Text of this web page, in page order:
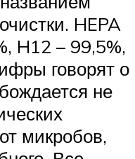
HEPA
H12 – 99,5%,
говорят о
не
микробов,